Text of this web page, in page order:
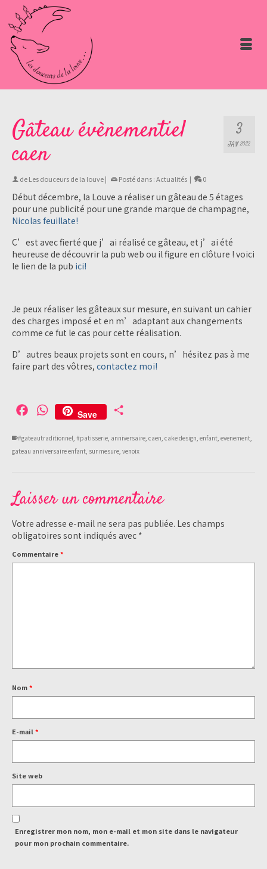
3
JAN 2022
Gâteau évènementiel
caen
deLes douceurs de la louve| Posté dans :Actualités | 0
Début décembre, la Louve a réaliser un gâteau de 5 étages
pour une publicité pour une grande marque de champagne,
Nicolas feuillate!
C’est avec fierté que j’ai réalisé ce gâteau, et j’ai été
heureuse de découvrir la pub web ou il figure en clôture ! voici
le lien de la pub ici!
Je peux réaliser les gâteaux sur mesure, en suivant un cahier
des charges imposé et en m’adaptant aux changements
comme ce fut le cas pour cette réalisation.
D’autres beaux projets sont en cours, n’hésitez pas à me
faire part des vôtres, contactez moi!
FacebookWhatsApp
Save
#gateautraditionnel, #patisserie, anniversaire, caen, cake design, enfant, evenement,
gateau anniversaire enfant, sur mesure, venoix
Laisser un commentaire
Votre adresse e-mail ne sera pas publiée. Les champs
obligatoires sont indiqués avec *
Commentaire*
Nom*
E-mail *
Site web
Enregistrer mon nom, mon e-mail et mon site dans le navigateur
pour mon prochain commentaire.